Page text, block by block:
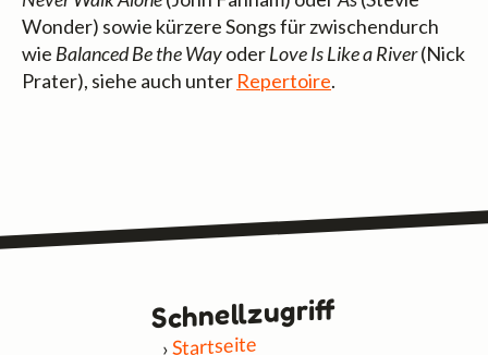
Wonder) sowie kürzere Songs für zwischendurch
wie Balanced Be the WayoderLove Is Like a River(Nick
Prater), siehe auch unter Repertoire.
Schnell­zugriff
Startseite